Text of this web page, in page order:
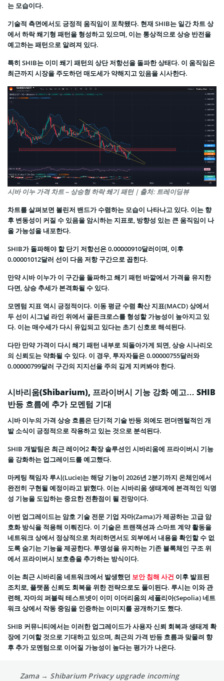
는 모습이다.
기술적 측면에서도 긍정적 움직임이 포착됐다. 현재 SHIB는 일간 차트 상
에서 하락 쐐기형 패턴을 형성하고 있으며, 이는 통상적으로 상승 반전을
예고하는 패턴으로 알려져 있다.
특히 SHIB는 이미 쐐기 패턴의 상단 저항선을 돌파한 상태다. 이 움직임은
최근까지 시장을 주도하던 매도세가 약해지고 있음을 시사한다.
시바 이누 가격 차트 – 상승형 하락 쐐기 패턴 | 출처: 트레이딩뷰
차트를 살펴보면 볼린저 밴드가 수렴하는 모습이 나타나고 있다. 이는 향
후 변동성이 커질 수 있음을 암시하는 지표로, 방향성 있는 큰 움직임이 나
올 가능성을 내포한다.
SHIB가 돌파해야 할 단기 저항선은 0.00000910달러이며, 이후
0.00001012달러 선이 다음 저항 구간으로 꼽힌다.
만약 시바 이누가 이 구간을 돌파하고 쐐기 패턴 바깥에서 가격을 유지한
다면, 상승 추세가 본격화될 수 있다.
모멘텀 지표 역시 긍정적이다. 이동 평균 수렴 확산 지표(MACD) 상에서
두 선이 시그널 라인 위에서 골든크로스를 형성할 가능성이 높아지고 있
다. 이는 매수세가 다시 유입되고 있다는 초기 신호로 해석된다.
다만 만약 가격이 다시 쐐기 패턴 내부로 되돌아가게 되면, 상승 시나리오
의 신뢰도는 약화될 수 있다. 이 경우, 투자자들은 0.00000755달러와
0.00000799달러 구간의 지지선을 주의 깊게 지켜봐야 한다.
시바리움(Shibarium), 프라이버시 기능 강화 예고… SHIB
반등 흐름에 추가 모멘텀 기대
시바 이누의 가격 상승 흐름은 단기적 기술 반등 외에도 펀더멘털적인 개
발 소식이 긍정적으로 작용하고 있는 것으로 분석된다.
SHIB 개발팀은 최근 레이어2 확장 솔루션인 시바리움에 프라이버시 기능
을 강화하는 업그레이드를 예고했다.
마케팅 책임자 루시(Lucie)는 해당 기능이 2026년 2분기까지 온체인에서
완전히 구현될 예정이라고 밝혔다. 이는 시바리움 생태계에 본격적인 익명
성 기능을 도입하는 중요한 전환점이 될 전망이다.
이번 업그레이드는 암호 기술 전문 기업 자마(Zama)가 제공하는 고급 암
호화 방식을 적용해 이뤄진다. 이 기술은 트랜잭션과 스마트 계약 활동을
네트워크 상에서 정상적으로 처리하면서도 외부에서 내용을 확인할 수 없
도록 숨기는 기능을 제공한다. 투명성을 유지하는 기존 블록체인 구조 위
에서 프라이버시 보호층을 추가하는 방식이다.
이는 최근 시바리움 네트워크에서 발생했던 보안 침해 사건 이후 발표된
조치로, 플랫폼 신뢰도 회복을 위한 전략으로도 풀이된다. 루시는 이와 관
련해, 자마의 퍼블릭 테스트넷이 이미 이더리움의 세폴리아(Sepolia) 네트
워크 상에서 작동 중임을 인증하는 이미지를 공개하기도 했다.
SHIB 커뮤니티에서는 이러한 업그레이드가 사용자 신뢰 회복과 생태계 확
장에 기여할 것으로 기대하고 있으며, 최근의 가격 반등 흐름과 맞물려 향
후 추가 모멘텀으로 이어질 가능성이 높다는 평가가 나온다.
Zama → Shibarium Privacy upgrade incoming